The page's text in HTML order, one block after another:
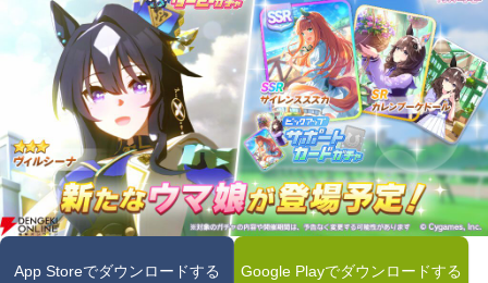
App Storeでダウンロードする Google Playでダウンロードする